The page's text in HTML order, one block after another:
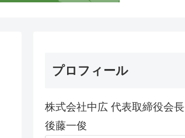
プロフィール
株式会社中広 代表取締役会長
後藤一俊